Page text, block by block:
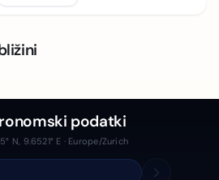
podatki
N, 9.6521° E · Europe/Zurich